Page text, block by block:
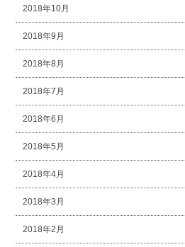
2018年10月
2018年9月
2018年8月
2018年7月
2018年6月
2018年5月
2018年4月
2018年3月
2018年2月